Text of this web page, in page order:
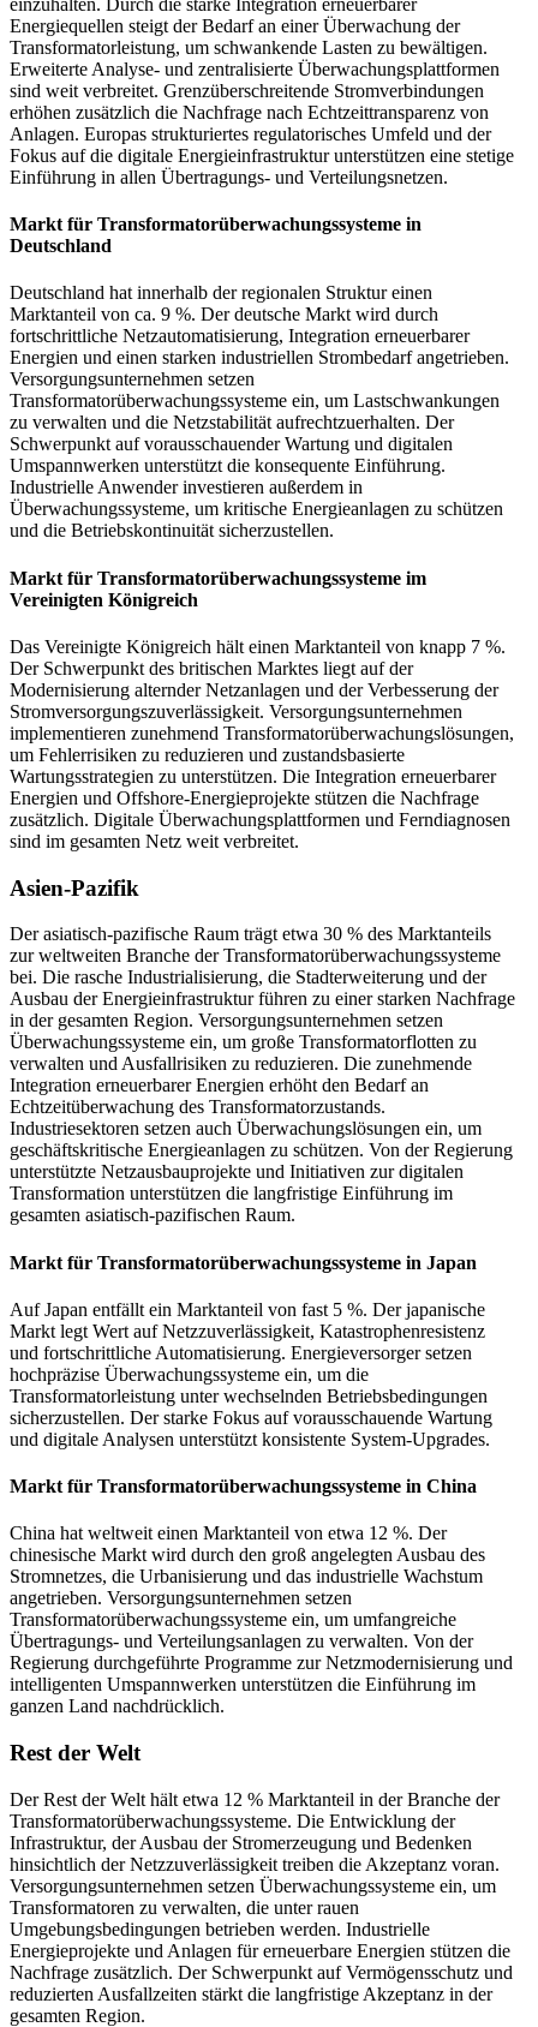
Energiequellen steigt der Bedarf an einer Überwachung der
Transformatorleistung, um schwankende Lasten zu bewältigen.
Erweiterte Analyse- und zentralisierte Überwachungsplattformen
sind weit verbreitet. Grenzüberschreitende Stromverbindungen
erhöhen zusätzlich die Nachfrage nach Echtzeittransparenz von
Anlagen. Europas strukturiertes regulatorisches Umfeld und der
Fokus auf die digitale Energieinfrastruktur unterstützen eine stetige
Einführung in allen Übertragungs- und Verteilungsnetzen.
Markt für Transformatorüberwachungssysteme in
Deutschland
Deutschland hat innerhalb der regionalen Struktur einen
Marktanteil von ca. 9 %. Der deutsche Markt wird durch
fortschrittliche Netzautomatisierung, Integration erneuerbarer
Energien und einen starken industriellen Strombedarf angetrieben.
Versorgungsunternehmen setzen
Transformatorüberwachungssysteme ein, um Lastschwankungen
zu verwalten und die Netzstabilität aufrechtzuerhalten. Der
Schwerpunkt auf vorausschauender Wartung und digitalen
Umspannwerken unterstützt die konsequente Einführung.
Industrielle Anwender investieren außerdem in
Überwachungssysteme, um kritische Energieanlagen zu schützen
und die Betriebskontinuität sicherzustellen.
Markt für Transformatorüberwachungssysteme im
Vereinigten Königreich
Das Vereinigte Königreich hält einen Marktanteil von knapp 7 %.
Der Schwerpunkt des britischen Marktes liegt auf der
Modernisierung alternder Netzanlagen und der Verbesserung der
Stromversorgungszuverlässigkeit. Versorgungsunternehmen
implementieren zunehmend Transformatorüberwachungslösungen,
um Fehlerrisiken zu reduzieren und zustandsbasierte
Wartungsstrategien zu unterstützen. Die Integration erneuerbarer
Energien und Offshore-Energieprojekte stützen die Nachfrage
zusätzlich. Digitale Überwachungsplattformen und Ferndiagnosen
sind im gesamten Netz weit verbreitet.
Asien-Pazifik
Der asiatisch-pazifische Raum trägt etwa 30 % des Marktanteils
zur weltweiten Branche der Transformatorüberwachungssysteme
bei. Die rasche Industrialisierung, die Stadterweiterung und der
Ausbau der Energieinfrastruktur führen zu einer starken Nachfrage
in der gesamten Region. Versorgungsunternehmen setzen
Überwachungssysteme ein, um große Transformatorflotten zu
verwalten und Ausfallrisiken zu reduzieren. Die zunehmende
Integration erneuerbarer Energien erhöht den Bedarf an
Echtzeitüberwachung des Transformatorzustands.
Industriesektoren setzen auch Überwachungslösungen ein, um
geschäftskritische Energieanlagen zu schützen. Von der Regierung
unterstützte Netzausbauprojekte und Initiativen zur digitalen
Transformation unterstützen die langfristige Einführung im
gesamten asiatisch-pazifischen Raum.
Markt für Transformatorüberwachungssysteme in Japan
Auf Japan entfällt ein Marktanteil von fast 5 %. Der japanische
Markt legt Wert auf Netzzuverlässigkeit, Katastrophenresistenz
und fortschrittliche Automatisierung. Energieversorger setzen
hochpräzise Überwachungssysteme ein, um die
Transformatorleistung unter wechselnden Betriebsbedingungen
sicherzustellen. Der starke Fokus auf vorausschauende Wartung
und digitale Analysen unterstützt konsistente System-Upgrades.
Markt für Transformatorüberwachungssysteme in China
China hat weltweit einen Marktanteil von etwa 12 %. Der
chinesische Markt wird durch den groß angelegten Ausbau des
Stromnetzes, die Urbanisierung und das industrielle Wachstum
angetrieben. Versorgungsunternehmen setzen
Transformatorüberwachungssysteme ein, um umfangreiche
Übertragungs- und Verteilungsanlagen zu verwalten. Von der
Regierung durchgeführte Programme zur Netzmodernisierung und
intelligenten Umspannwerken unterstützen die Einführung im
ganzen Land nachdrücklich.
Rest der Welt
Der Rest der Welt hält etwa 12 % Marktanteil in der Branche der
Transformatorüberwachungssysteme. Die Entwicklung der
Infrastruktur, der Ausbau der Stromerzeugung und Bedenken
hinsichtlich der Netzzuverlässigkeit treiben die Akzeptanz voran.
Versorgungsunternehmen setzen Überwachungssysteme ein, um
Transformatoren zu verwalten, die unter rauen
Umgebungsbedingungen betrieben werden. Industrielle
Energieprojekte und Anlagen für erneuerbare Energien stützen die
Nachfrage zusätzlich. Der Schwerpunkt auf Vermögensschutz und
reduzierten Ausfallzeiten stärkt die langfristige Akzeptanz in der
gesamten Region.